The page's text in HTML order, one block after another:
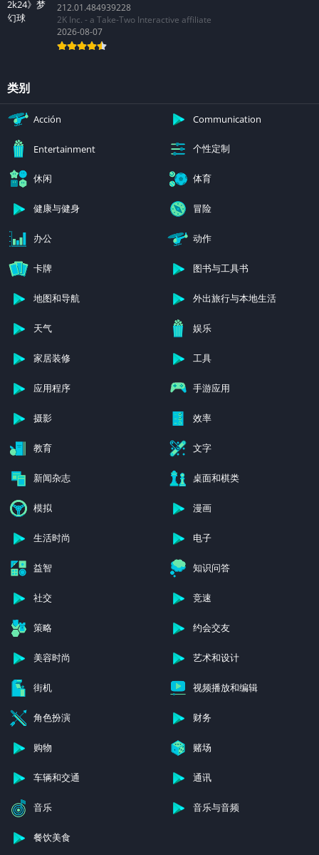
212.01.484939228
2K Inc. - a Take-Two Interactive affiliate
2026-08-07
类别
Acción Communication
Entertainment 个性定制
休闲 体育
健康与健身 冒险
办公 动作
卡牌 图书与工具书
地图和导航 外出旅行与本地生活
天气 娱乐
家居装修 工具
应用程序 手游应用
摄影 效率
教育 文字
新闻杂志 桌面和棋类
模拟 漫画
生活时尚 电子
益智 知识问答
社交 竞速
策略 约会交友
美容时尚 艺术和设计
街机 视频播放和编辑
角色扮演 财务
购物 赌场
车辆和交通 通讯
音乐 音乐与音频
餐饮美食